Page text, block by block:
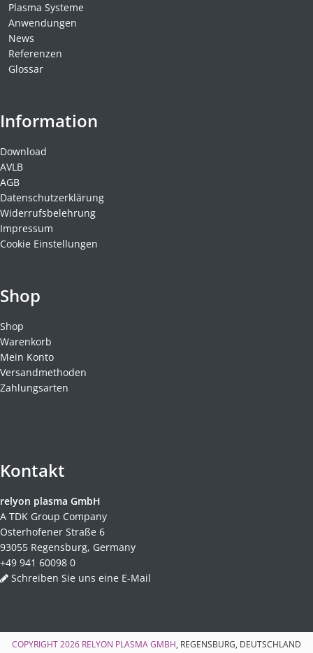
Plasma Systeme
Anwendungen
News
Referenzen
Glossar
Information
Download
AVLB
AGB
Datenschutzerklärung
Widerrufsbelehrung
Impressum
Cookie Einstellungen
Shop
Shop
Warenkorb
Mein Konto
Versandmethoden
Zahlungsarten
Kontakt
relyon plasma GmbH
A TDK Group Company
Osterhofener Straße 6
93055 Regensburg, Germany
+49 941 60098 0
Schreiben Sie uns eine E-Mail
COPYRIGHT 2026 RELYON PLASMA GMBH , REGENSBURG, DEUTSCHLAND